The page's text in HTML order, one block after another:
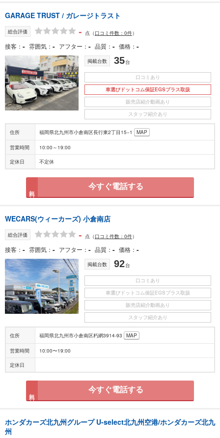
GARAGE TRUST / ガレージトラスト
総合評価 - 点 （口コミ件数：0件）
接客 - 雰囲気 - アフター - 品質 - 価格 -
掲載台数 35台
口コミあり
車選びドットコム保証EGSプラス取扱
販売店紹介動画あり
スタッフ紹介あり
住所 福岡県北九州市小倉南区長行東2丁目15−1 MAP
営業時間 10:00～19:00
定休日 不定休
今すぐ電話する
WECARS(ウィーカーズ) 小倉南店
総合評価 - 点 （口コミ件数：0件）
接客 - 雰囲気 - アフター - 品質 - 価格 -
掲載台数 92台
口コミあり
車選びドットコム保証EGSプラス取扱
販売店紹介動画あり
スタッフ紹介あり
住所 福岡県北九州市小倉南区朽網3914-93 MAP
営業時間 10:00〜19:00
定休日
今すぐ電話する
ホンダカーズ北九州グループ U-select北九州空港/ホンダカーズ北九
州